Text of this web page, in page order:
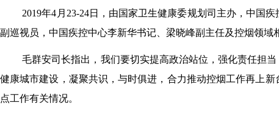
2019年4 月 23-24日，由国家卫生健康委规划司主办，中国
副巡视员，中国疾控中心李新华书记、梁晓峰副主任及控烟领
毛群安司长指出，我们要切实提高政治站位，强化责任担
健康城市建设，凝聚共识，与时俱进，合力推动控烟工作再上
点工作有关情况。